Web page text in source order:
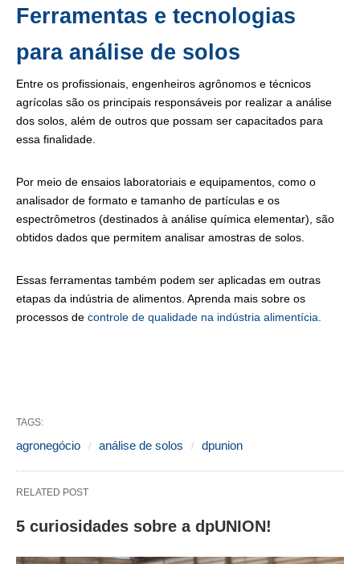
Ferramentas e tecnologias
para análise de solos
Entre os profissionais, engenheiros agrônomos e técnicos
agrícolas são os principais responsáveis por realizar a análise
dos solos, além de outros que possam ser capacitados para
essa finalidade.
Por meio de ensaios laboratoriais e equipamentos, como o
analisador de formato e tamanho de partículas e os
espectrômetros (destinados à análise química elementar), são
obtidos dados que permitem analisar amostras de solos.
Essas ferramentas também podem ser aplicadas em outras
etapas da indústria de alimentos. Aprenda mais sobre os
processos de controle de qualidade na indústria alimentícia.
TAGS:
agronegócio análise de solos dpunion
RELATED POST
5 curiosidades sobre a dpUNION!